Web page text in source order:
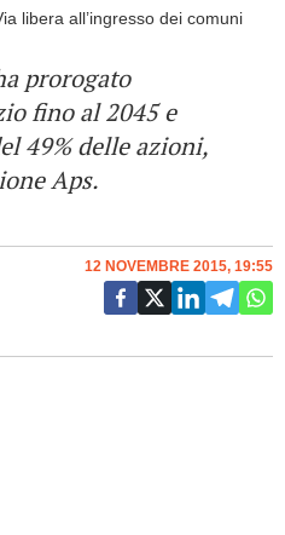
prorogato
fino al 2045 e
49% delle azioni,
Aps.
12 NOVEMBRE 2015, 19:55